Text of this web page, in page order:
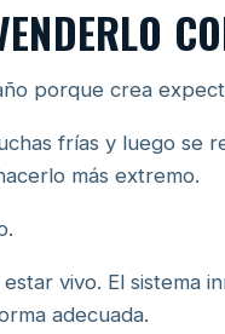
porque crea
frías y luego se
más extremo.
vivo. El sistema
adecuada.